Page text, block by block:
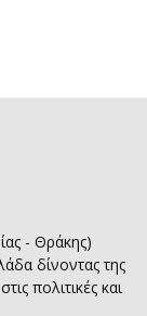
- Θράκης)
δίνοντας της
πολιτικές και